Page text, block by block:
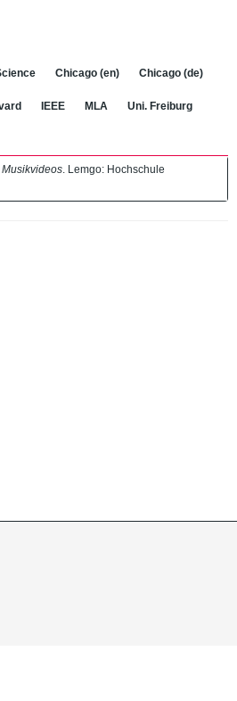
Chicago (en) Chicago (de)
IEEE MLA Uni. Freiburg
. Lemgo: Hochschule